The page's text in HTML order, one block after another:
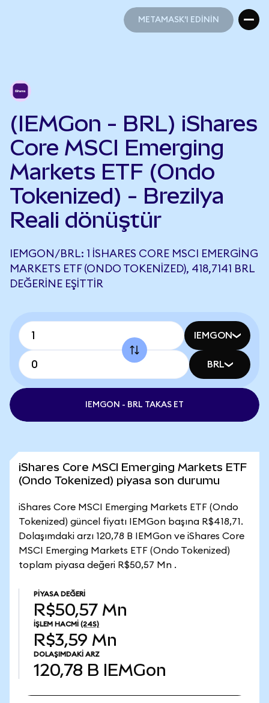
METAMASK'I EDİNİN
(IEMGon - BRL) iShares
Core MSCI Emerging
Markets ETF (Ondo
Tokenized) - Brezilya
Reali dönüştür
IEMGON/BRL: 1 ISHARES CORE MSCI EMERGING
MARKETS ETF (ONDO TOKENIZED), 418,7141 BRL
DEĞERINE EŞITTIR
IEMGON
BRL
IEMGON - BRL TAKAS ET
iShares Core MSCI Emerging Markets ETF
(Ondo Tokenized) piyasa son durumu
iShares Core MSCI Emerging Markets ETF (Ondo
Tokenized) güncel fiyatı IEMGon başına R$418,71.
Dolaşımdaki arzı 120,78 B IEMGon ve iShares Core
MSCI Emerging Markets ETF (Ondo Tokenized)
toplam piyasa değeri R$50,57 Mn .
PIYASA DEĞERI
R$50,57 Mn
İŞLEM HACMI (24S)
R$3,59 Mn
DOLAŞIMDAKI ARZ
120,78 B IEMGon